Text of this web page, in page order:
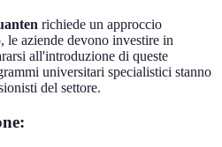
richiede un approccio
le aziende devono investire in
all'introduzione di queste
universitari specialistici stanno
del settore.